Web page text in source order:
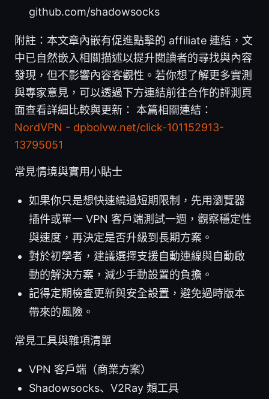
github.com/shadowsocks
附註：本文章內嵌有促進點擊的 affiliate 連結，文
中已自然嵌入相關描述以提升閱讀者的尋找與內容
發現，但不影響內容客觀性。若你想了解更多實測
與專家意見，可以透過下方連結前往合作的評測頁
面查看詳細比較與更新： 本篇相關連結：
NordVPN - dpbolvw.net/click-101152913-
13795051
常見情境與實用小貼士
如果你只是想快速繞過短期限制，先用瀏覽器
插件或單一 VPN 客戶端測試一週，觀察穩定性
與速度，再決定是否升級到長期方案。
對於初學者，建議選擇支援自動連線與自動啟
動的解決方案，減少手動設置的負擔。
記得定期檢查更新與安全設置，避免過時版本
帶來的風險。
常見工具與雜項清單
VPN 客戶端（商業方案）
Shadowsocks、V2Ray 類工具